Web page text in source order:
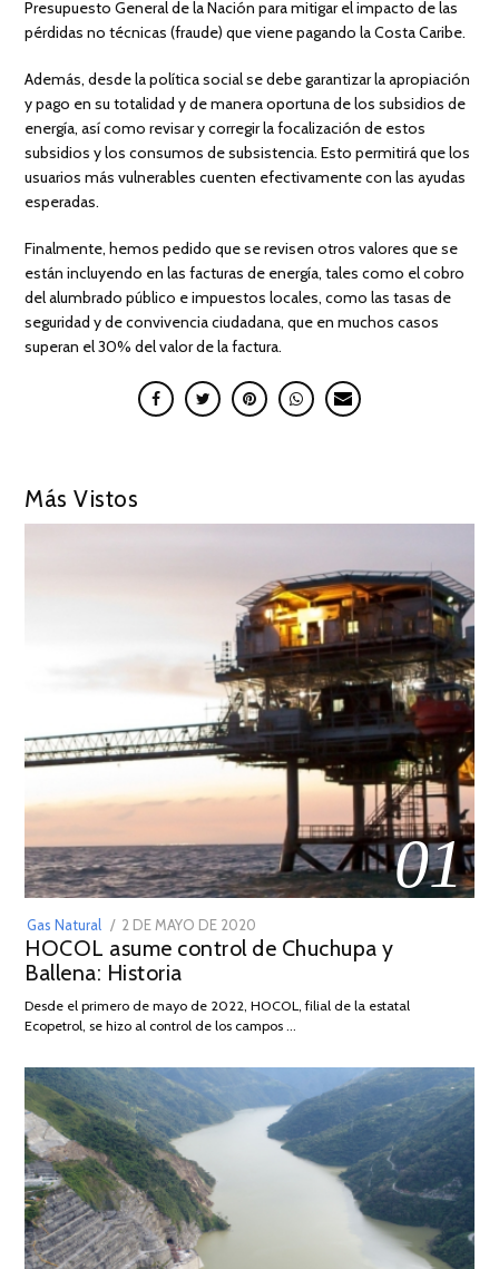
Presupuesto General de la Nación para mitigar el impacto de las
pérdidas no técnicas (fraude) que viene pagando la Costa Caribe.
Además, desde la política social se debe garantizar la apropiación
y pago en su totalidad y de manera oportuna de los subsidios de
energía, así como revisar y corregir la focalización de estos
subsidios y los consumos de subsistencia. Esto permitirá que los
usuarios más vulnerables cuenten efectivamente con las ayudas
esperadas.
Finalmente, hemos pedido que se revisen otros valores que se
están incluyendo en las facturas de energía, tales como el cobro
del alumbrado público e impuestos locales, como las tasas de
seguridad y de convivencia ciudadana, que en muchos casos
superan el 30% del valor de la factura.
Más Vistos
01
Gas Natural
POSTED
ON
2 DE MAYO DE 2020
DE
2026
HOCOL asume control de Chuchupa y
Ballena: Historia
Desde el primero de mayo de 2022, HOCOL, filial de la estatal
Ecopetrol, se hizo al control de los campos …